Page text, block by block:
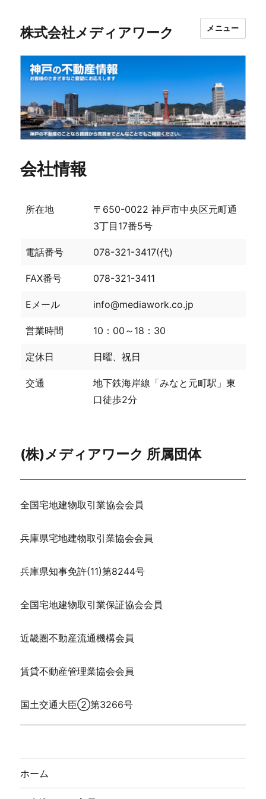
株式会社メディアワーク メニュー
会社情報
所在地
〒650-0022 神戸市中央区元町通
3丁目17番5号
電話番号 078-321-3417(代)
FAX番号 078-321-3411
Eメール info@mediawork.co.jp
営業時間 10：00～18：30
定休日 日曜、祝日
交通
地下鉄海岸線「みなと元町駅」東
口徒歩2分
(株)メディアワーク 所属団体
全国宅地建物取引業協会会員
兵庫県宅地建物取引業協会会員
兵庫県知事免許(11)第8244号
全国宅地建物取引業保証協会会員
近畿圏不動産流通機構会員
賃貸不動産管理業協会会員
国土交通大臣②第3266号
ホーム